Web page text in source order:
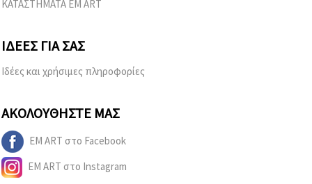
ΚΑΤΑΣΤΗΜΑΤΑ EM ART
ΙΔΈΕΣ ΓΙΑ ΣΑΣ
Ιδέες και χρήσιμες πληροφορίες
ΑΚΟΛΟΥΘΉΣΤΕ ΜΑΣ
EM ART στο Facebook
EM ART στο Instagram